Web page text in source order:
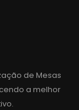
de Mesas
a melhor